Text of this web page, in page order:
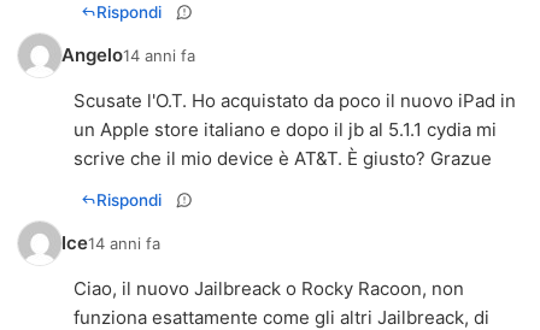
Rispondi
Angelo14 anni fa
Scusate l'O.T. Ho acquistato da poco il nuovo iPad in
un Apple store italiano e dopo il jb al 5.1.1 cydia mi
scrive che il mio device è AT&T. È giusto? Grazue
Rispondi
Ice14 anni fa
Ciao, il nuovo Jailbreack o Rocky Racoon, non
funziona esattamente come gli altri Jailbreack, di